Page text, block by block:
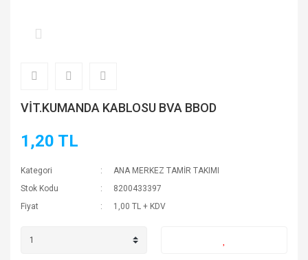
VİT.KUMANDA KABLOSU BVA BBOD
1,20 TL
Kategori
ANA MERKEZ TAMİR TAKIMI
Stok Kodu
8200433397
Fiyat
1,00 TL + KDV